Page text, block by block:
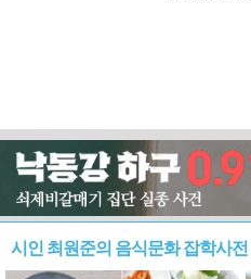
시인 최원준의 음식문화 잡학사전